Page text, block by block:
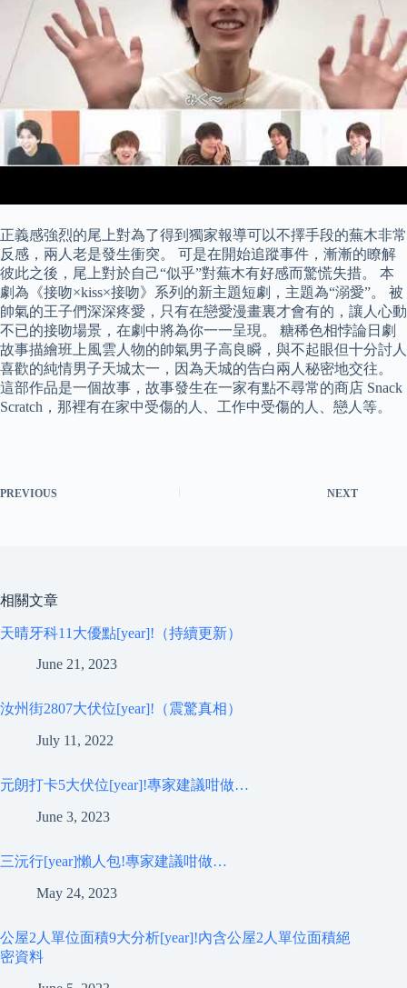
正義感強烈的尾上對為了得到獨家報導可以不擇手段的蕪木非常
反感，兩人老是發生衝突。 可是在開始追蹤事件，漸漸的瞭解
彼此之後，尾上對於自己“似乎”對蕪木有好感而驚慌失措。 本
劇為《接吻×kiss×接吻》系列的新主題短劇，主題為“溺愛”。 被
帥氣的王子們深深疼愛，只有在戀愛漫畫裏才會有的，讓人心動
不已的接吻場景，在劇中將為你一一呈現。 糖稀色相悖論日劇
故事描繪班上風雲人物的帥氣男子高良瞬，與不起眼但十分討人
喜歡的純情男子天城太一，因為天城的告白兩人秘密地交往。
這部作品是一個故事，故事發生在一家有點不尋常的商店 Snack
Scratch，那裡有在家中受傷的人、工作中受傷的人、戀人等。
PREVIOUS NEXT
相關文章
天晴牙科11大優點[year]!（持續更新）
June 21, 2023
汝州街2807大伏位[year]!（震驚真相）
July 11, 2022
元朗打卡5大伏位[year]!專家建議咁做…
June 3, 2023
三沅行[year]懶人包!專家建議咁做…
May 24, 2023
公屋2人單位面積9大分析[year]!內含公屋2人單位面積絕
密資料